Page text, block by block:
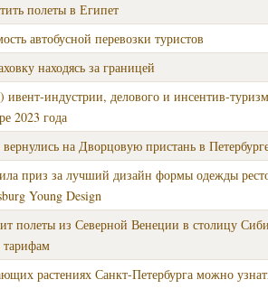
полеты в Египет
автобусной перевозки туристов
находясь за границей
индустрии, делового и инсентив-
2023 года
на Дворцовую пристань в
приз за лучший дизайн формы одежды
Young Design
полеты из Северной Венеции в столицу
растениях Санкт-Петербурга можно